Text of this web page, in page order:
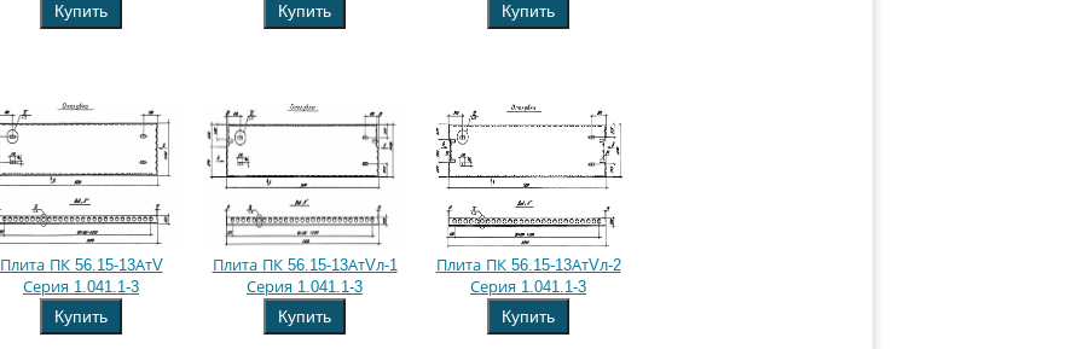
Купить Купить Купить
Плита ПК 56.15-13АтV
Серия 1.041.1-3
Купить
Плита ПК 56.15-13АтVл-1
Серия 1.041.1-3
Купить
Плита ПК 56.15-13АтVл-2
Серия 1.041.1-3
Купить